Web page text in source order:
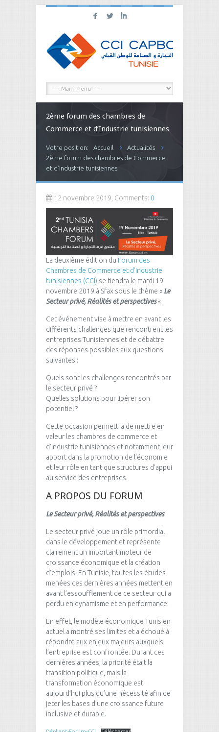
F L I
2ème forum des chambres de
Commerce et d’Industrie tunisiennes
Votre position: Accueil
Actualités
2ème forum des chambres de Commerce
et d’Industrie tunisiennes
12 novembre 2019, Comments: 0
La deuxième édition du Forum des
Chambres de Commerce et d’Industrie
tunisiennes (CCI) se tiendra le mardi 19
novembre 2019 à Sfax sous le thème « Le
Secteur privé, Réalités et perspectives« .
Cet événement vise à mettre en avant les
différents challenges que rencontrent les
entreprises Tunisiennes et de débattre
des réponses possibles aux questions
suivantes :
Quels sont les challenges rencontrés par
le secteur privé ?
Quelles solutions pour libérer son
potentiel ?
Cette occasion permettra de mettre en
valeur les chambres de commerce et
d’industrie tunisiennes et notamment leur
apport dans la promotion de l’économie
et leur rôle en tant que structures d’appui
au service des entreprises.
A PROPOS DU FORUM
Le Secteur privé, Réalités et perspectives
Le secteur privé joue un rôle primordial
dans le développement et représente
clairement un important moteur de
croissance économique et la création
d’emplois. En Tunisie, toutes les études
menées ces dernières années mettent en
avant l’essoufflement de ce secteur qui a
perdu en dynamisme et en performance.
En effet, le modèle économique Tunisien
actuel a montré ses limites et a échoué à
répondre aux enjeux majeurs auxquels
l’entreprise est confrontée. Durant ces
dernières années, la priorité était la
transition politique, mais la
transformation économique est
aujourd’hui plus qu’une nécessité afin de
jeter les bases d’une croissance future
inclusive et durable.